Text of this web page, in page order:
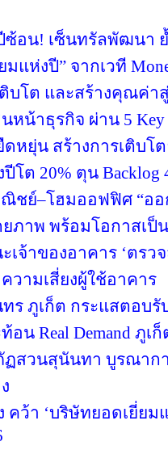
ซ้อน! เซ็นทรัลพัฒนา
แห่งปี” จากเวที
บโต และสร้างคุณค่า
นหน้าธุรกิจ ผ่าน 5
หยุ่น สร้างการเติบโ
โต 20% ตุน
ชย์–โฮมออฟฟิศ “ออ
ภาพ พร้อมโอกาสเป็
เจ้าของอาคาร ‘ตร
ามเสี่ยงผู้ใช้อาคาร
ร ภูเก็ต กระแสตอบรั
น Real Demand ภูเ
ฏสวนสุนันทา บูรณา
ว้า ‘บริษัทยอดเยี่ยมแ